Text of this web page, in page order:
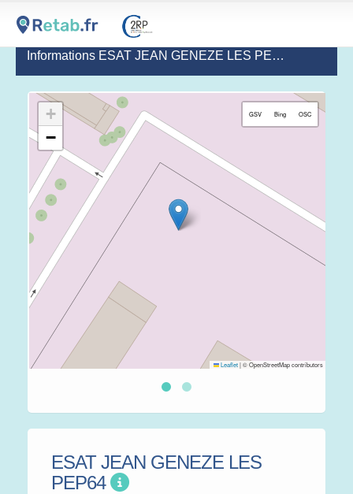
Informations ESAT JEAN GENEZE LES PEP64
+
−
GSV Bing OSC
Leaflet|© OpenStreetMap contributors
ESAT JEAN GENEZE LES
PEP64